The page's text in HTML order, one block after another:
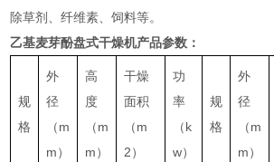
除草剂、纤维素、饲料等。
乙基麦芽酚盘式干燥机产品参数：
规
格
外
径
（m
m）
高
度
（m
m）
干燥
面积
（m
2）
功
率
（k
w）
规
格
外
径
（m
m）